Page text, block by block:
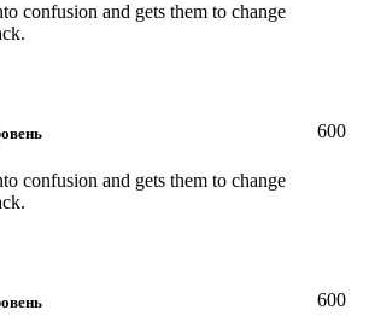
confusion and gets them to change
confusion and gets them to change
600
600